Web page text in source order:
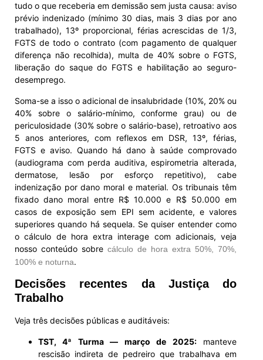
tudo o que receberia em demissão sem justa causa: aviso
prévio indenizado (mínimo 30 dias, mais 3 dias por ano
trabalhado), 13º proporcional, férias acrescidas de 1/3,
FGTS de todo o contrato (com pagamento de qualquer
diferença não recolhida), multa de 40% sobre o FGTS,
liberação do saque do FGTS e habilitação ao seguro-
desemprego.
Soma-se a isso o adicional de insalubridade (10%, 20% ou
40% sobre o salário-mínimo, conforme grau) ou de
periculosidade (30% sobre o salário-base), retroativo aos
5 anos anteriores, com reflexos em DSR, 13º, férias,
FGTS e aviso. Quando há dano à saúde comprovado
(audiograma com perda auditiva, espirometria alterada,
dermatose, lesão por esforço repetitivo), cabe
indenização por dano moral e material. Os tribunais têm
fixado dano moral entre R$ 10.000 e R$ 50.000 em
casos de exposição sem EPI sem acidente, e valores
superiores quando há sequela. Se quiser entender como
o cálculo de hora extra interage com adicionais, veja
nosso conteúdo sobre cálculo de hora extra 50%, 70%,
100% e noturna.
Decisões recentes da Justiça do
Trabalho
Veja três decisões públicas e auditáveis:
TST, 4ª Turma — março de 2025:manteve
rescisão indireta de pedreiro que trabalhava em